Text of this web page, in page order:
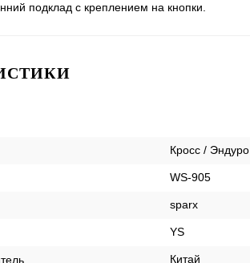
подклад с креплением на кнопки.
Кросс / Эндуро
WS-905
sparx
YS
Китай